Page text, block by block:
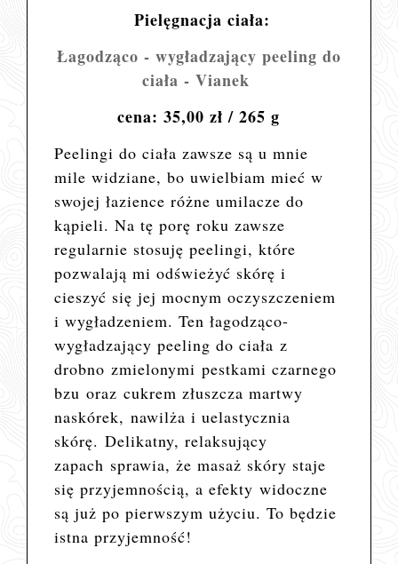
Pielęgnacja ciała:
Łagodząco - wygładzający peeling do
ciała - Vianek
cena: 35,00 zł / 265 g
Peelingi do ciała zawsze są u mnie
mile widziane, bo uwielbiam mieć w
swojej łazience różne umilacze do
kąpieli. Na tę porę roku zawsze
regularnie stosuję peelingi, które
pozwalają mi odświeżyć skórę i
cieszyć się jej mocnym oczyszczeniem
i wygładzeniem.Ten łagodząco-
wygładzający peeling do ciała z
drobno zmielonymi pestkami czarnego
bzu oraz cukrem złuszcza martwy
naskórek, nawilża i uelastycznia
skórę. Delikatny, relaksujący
zapach sprawia, że masaż skóry staje
się przyjemnością, a efekty widoczne
są już po pierwszym użyciu. To będzie
istna przyjemność!